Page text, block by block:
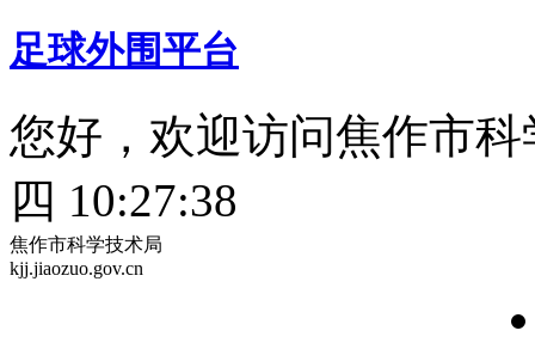
足球外围平台
您好，欢迎访问焦作市
四 10:27:39
焦作市科学技术局
kjj.jiaozuo.gov.cn